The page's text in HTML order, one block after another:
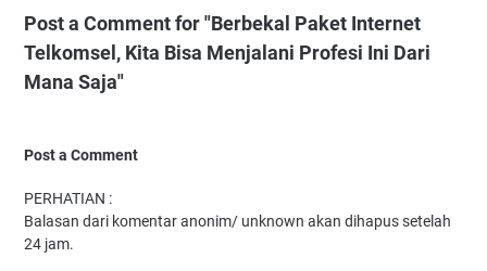
Post a Comment for "Berbekal Paket Internet
Telkomsel, Kita Bisa Menjalani Profesi Ini Dari
Mana Saja"
Post a Comment
PERHATIAN :
Balasan dari komentar anonim/ unknown akan dihapus setelah
24 jam.